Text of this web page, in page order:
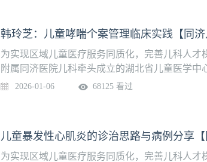
为实现区域儿童医疗服务同质化，完善儿科人才
附属同济医院儿科牵头成立的湖北省儿童医学中
堂”，每周二晚19:30准时上线！特色护理专题月
2026-01-06 68125 看过
为实现区域儿童医疗服务同质化，完善儿科人才